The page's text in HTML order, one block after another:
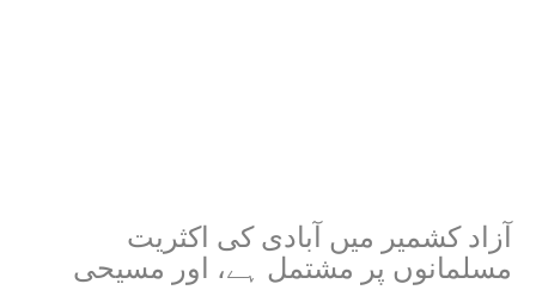
آزاد کشمیر میں آبادی کی اکثریت
مسلمانوں پر مشتمل ہے، اور مسیحی